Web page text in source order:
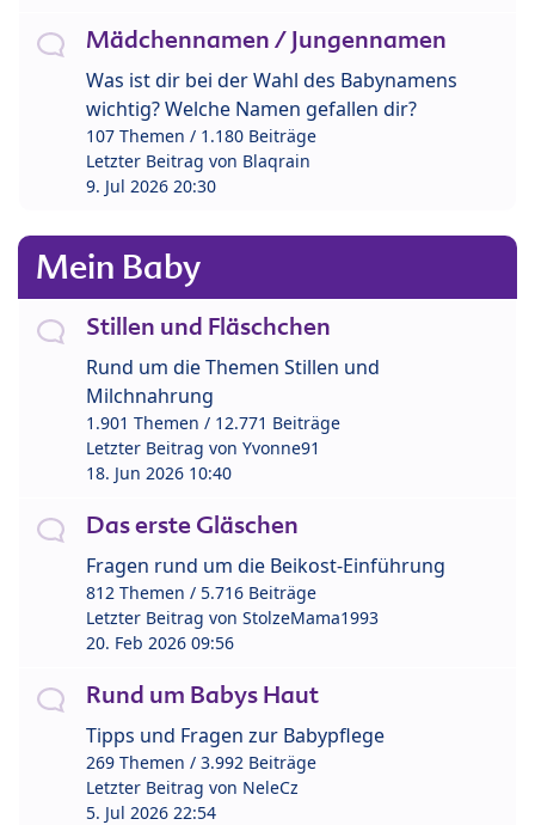
Mädchennamen / Jungennamen
Was ist dir bei der Wahl des Babynamens
wichtig? Welche Namen gefallen dir?
107 Themen / 1.180 Beiträge
Letzter Beitrag von Blaqrain
9. Jul 2026 20:30
Mein Baby
Stillen und Fläschchen
Rund um die Themen Stillen und
Milchnahrung
1.901 Themen / 12.771 Beiträge
Letzter Beitrag von Yvonne91
18. Jun 2026 10:40
Das erste Gläschen
Fragen rund um die Beikost-Einführung
812 Themen / 5.716 Beiträge
Letzter Beitrag von StolzeMama1993
20. Feb 2026 09:56
Rund um Babys Haut
Tipps und Fragen zur Babypflege
269 Themen / 3.992 Beiträge
Letzter Beitrag von NeleCz
5. Jul 2026 22:54